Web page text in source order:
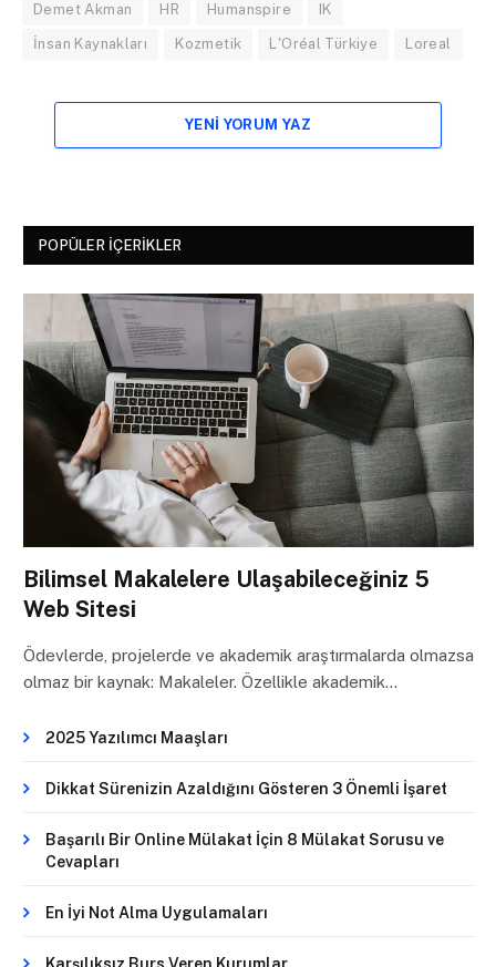
Demet Akman HR Humanspire IK
İnsan Kaynakları Kozmetik L'Oréal Türkiye Loreal
YENI YORUM YAZ
POPÜLER İÇERIKLER
Bilimsel Makalelere Ulaşabileceğiniz 5
Web Sitesi
Ödevlerde, projelerde ve akademik araştırmalarda olmazsa
olmaz bir kaynak: Makaleler. Özellikle akademik…
2025 Yazılımcı Maaşları
Dikkat Sürenizin Azaldığını Gösteren 3 Önemli İşaret
Başarılı Bir Online Mülakat İçin 8 Mülakat Sorusu ve
Cevapları
En İyi Not Alma Uygulamaları